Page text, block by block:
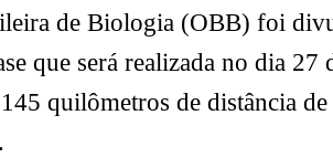
de Biologia (OBB) foi
que será realizada no dia
quilômetros de distância